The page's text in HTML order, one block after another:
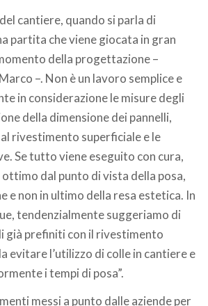
cantiere, quando si parla di
partita che viene giocata in gran
della progettazione –
–. Non è un lavoro semplice e
in considerazione le misure degli
della dimensione dei pannelli,
rivestimento superficiale e le
Se tutto viene eseguito con cura,
dal punto di vista della posa,
e non in ultimo della resa estetica. In
tendenzialmente suggeriamo di
già prefiniti con il rivestimento
evitare l’utilizzo di colle in cantiere e
i tempi di posa”.
messi a punto dalle aziende per